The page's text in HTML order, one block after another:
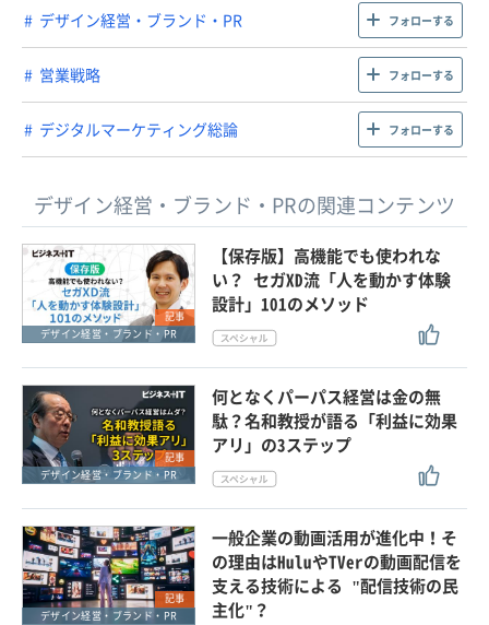
デザイン経営・ブランド・PR フォローする
営業戦略 フォローする
デジタルマーケティング総論 フォローする
デザイン経営・ブランド・PRの関連コンテンツ
記事
デザイン経営・ブランド・PR
【保存版】高機能でも使われな
い？ セガXD流「人を動かす体験
設計」101のメソッド
記事
デザイン経営・ブランド・PR
何となくパーパス経営は金の無
駄？名和教授が語る「利益に効果
アリ」の3ステップ
記事
デザイン経営・ブランド・PR
一般企業の動画活用が進化中！そ
の理由はHuluやTVerの動画配信を
支える技術による "配信技術の民
主化"？